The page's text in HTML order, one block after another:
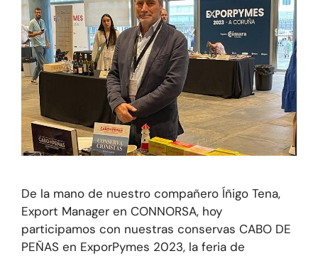
De la mano de nuestro compañero Íñigo Tena,
Export Manager en CONNORSA, hoy
participamos con nuestras conservas CABO DE
PEÑAS en ExporPymes 2023, la feria de